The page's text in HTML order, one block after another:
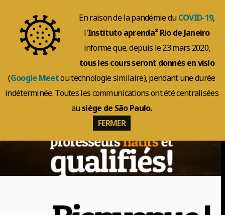
En raison de la pandémie duCOVID-19,
l'Instituto aprenda² Rio de Janeiro
informe que, depuis le 23 mars 2020,
tous les cours seront donnés en visio
(Google Meetou technologie similaire), pendant une durée
indéterminée. Toutes les communications ont été centralisées
ausiège de São Paulo.
FERMER